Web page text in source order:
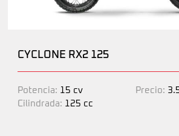
CYCLONE RX2 125
Potencia: 15 cv
Cilindrada: 125 cc
Precio: